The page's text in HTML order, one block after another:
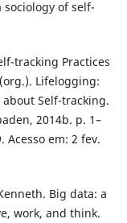
sociology of self-
tracking Practices
Lifelogging:
about Self-tracking.
2014b. p. 1–
Acesso em: 2 fev.
Big data: a
work, and think.